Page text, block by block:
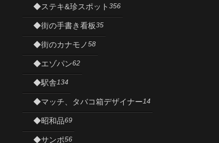
◆ステキ&珍スポット 356
◆街の手書き看板35
◆街のカナモノ58
◆エゾパン62
◆駅舎134
◆マッチ、タバコ箱デザイナー14
◆昭和品69
◆サンポ56